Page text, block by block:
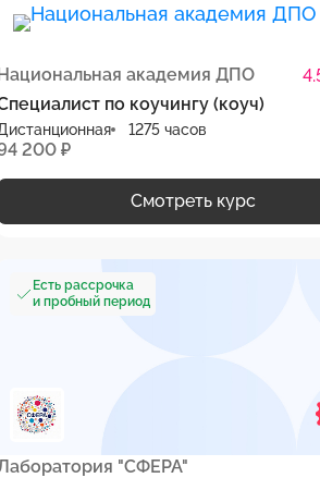
академия ДПО
по коучингу (коуч)
1275 часов
200 ₽
Смотреть курс
Есть рассрочка
и пробный период
"СФЕРА"